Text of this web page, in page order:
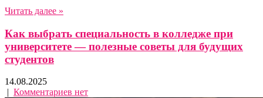
Читать далее »
Как выбрать специальность в колледже при
университете — полезные советы для будущих
студентов
14.08.2025
| Комментариев нет